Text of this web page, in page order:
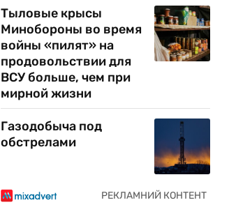
Тыловые крысы
Минобороны во время
войны «пилят» на
продовольствии для
ВСУ больше, чем при
мирной жизни
Газодобыча под
обстрелами